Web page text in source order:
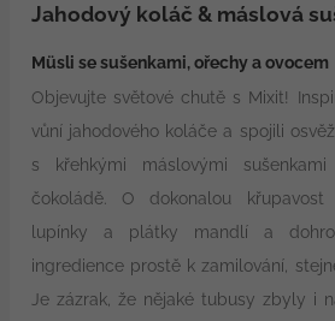
Jahodový koláč & máslová
Müsli se sušenkami, ořechy a ovocem
Objevujte světové chutě s Mixit!
vůní jahodového koláče a spojili
s křehkými máslovými
čokoládě. O dokonalou
lupínky a plátky mandlí a
ingredience prostě k zamilování,
Je zázrak, že nějaké tubusy zbyly i